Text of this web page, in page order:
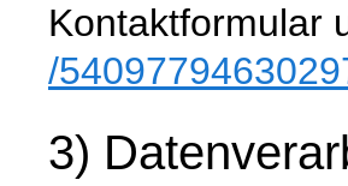
Kontaktformular
/
3)